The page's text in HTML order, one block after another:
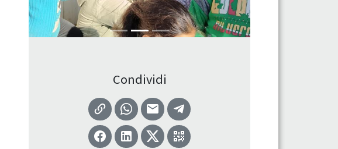
Condividi